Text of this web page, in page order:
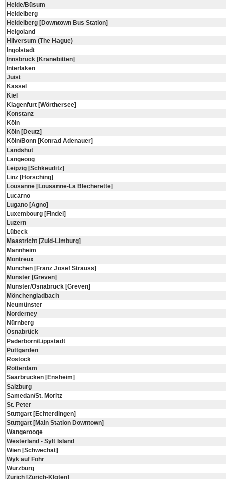
Heide/Büsum
Heidelberg
Heidelberg [Downtown Bus Station]
Helgoland
Hilversum (The Hague)
Ingolstadt
Innsbruck [Kranebitten]
Interlaken
Juist
Kassel
Kiel
Klagenfurt [Wörthersee]
Konstanz
Köln
Köln [Deutz]
Köln/Bonn [Konrad Adenauer]
Landshut
Langeoog
Leipzig [Schkeuditz]
Linz [Horsching]
Lousanne [Lousanne-La Blecherette]
Lucarno
Lugano [Agno]
Luxembourg [Findel]
Luzern
Lübeck
Maastricht [Zuid-Limburg]
Mannheim
Montreux
München [Franz Josef Strauss]
Münster [Greven]
Münster/Osnabrück [Greven]
Mönchengladbach
Neumünster
Norderney
Nürnberg
Osnabrück
Paderborn/Lippstadt
Puttgarden
Rostock
Rotterdam
Saarbrücken [Ensheim]
Salzburg
Samedan/St. Moritz
St. Peter
Stuttgart [Echterdingen]
Stuttgart [Main Station Downtown]
Wangerooge
Westerland - Sylt Island
Wien [Schwechat]
Wyk auf Föhr
Würzburg
Zürich [Zürich-Kloten]